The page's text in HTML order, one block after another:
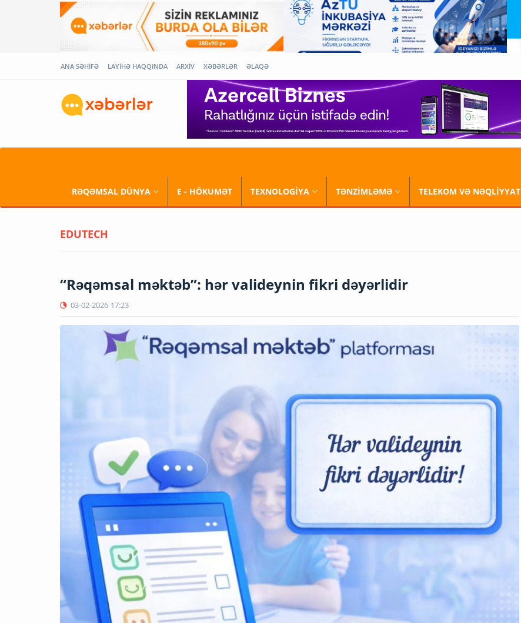
ANA SƏHİFƏ LAYİHƏ HAQQINDA ARXİV XƏBƏRLƏR ƏLAQƏ
RƏQƏMSAL DÜNYA E - HÖKUMƏT TEXNOLOGİYA TƏNZİMLƏMƏ TELEKOM VƏ NƏQLİYYAT
EDUTECH
“Rəqəmsal məktəb”: hər valideynin fikri dəyərlidir
03-02-2026 17:23